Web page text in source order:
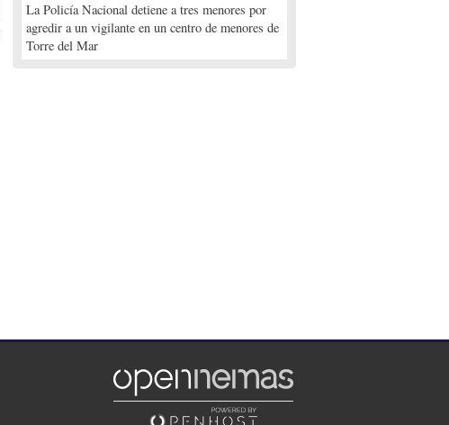
La Policía Nacional detiene a tres menores por
agredir a un vigilante en un centro de menores de
Torre del Mar